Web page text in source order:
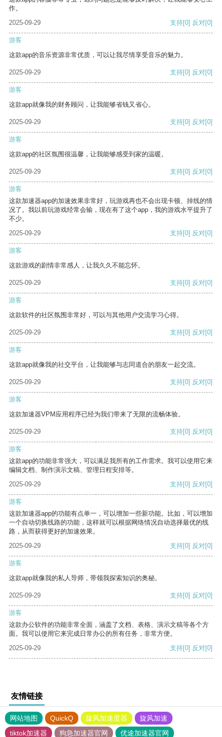
作。
2025-09-29
支持[0] 反对[0]
游客
这款app的音乐资源非常优质，可以让我尽情享受音乐的魅力。
2025-09-29 支持[0] 反对[0]
游客
这款app就像我的财务顾问，让我能够省钱又省心。
2025-09-29 支持[0] 反对[0]
游客
这款app的社区氛围很温馨，让我能够感受到家的温暖。
2025-09-29 支持[0] 反对[0]
游客
这款加速器app的加速效果非常好，玩游戏再也不会出现卡顿、掉线的情
况了。我以前玩游戏经常会输，现在有了这个app，我的游戏水平提升了
不少。
2025-09-29
支持[0] 反对[0]
游客
这款游戏的剧情非常感人，让我久久不能忘怀。
2025-09-29 支持[0] 反对[0]
游客
这款软件的社区氛围非常好，可以与其他用户交流学习心得。
2025-09-29 支持[0] 反对[0]
游客
这款app就像我的社交平台，让我能够与志同道合的朋友一起交流。
2025-09-29 支持[0] 反对[0]
游客
这款加速器VPM应用程序已经为我们带来了无限的流畅体验。
2025-09-29 支持[0] 反对[0]
游客
这款app的功能非常强大，可以满足我所有的工作需求。我可以使用它来
编辑文档、制作演示文稿、管理日程安排等。
2025-09-29
支持[0] 反对[0]
游客
这款加速器app的功能有点单一，可以增加一些新功能。比如，可以增加
一个自动切换线路的功能，这样就可以根据网络情况自动选择最优的线
路，从而获得更好的加速效果。
2025-09-29
支持[0] 反对[0]
游客
这款app就像我的私人导师，带领我探索知识的奥秘。
2025-09-29 支持[0] 反对[0]
游客
这款办公软件的功能非常全面，涵盖了文档、表格、演示文稿等各个方
面。我可以使用它来完成日常办公的所有任务，非常方便。
2025-09-29
支持[0] 反对[0]
友情链接
网站地图 QuickQ 旋风加速度器
旋风加速
tiktok加速器
狗急加速器官网 优途加速器官网